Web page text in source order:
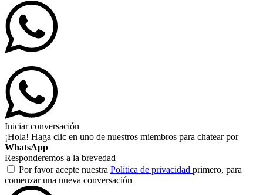
Iniciar conversación
¡Hola! Haga clic en uno de nuestros miembros para chatear por
WhatsApp
Responderemos a la brevedad
Por favor acepte nuestra Política de privacidad primero, para
comenzar una nueva conversación